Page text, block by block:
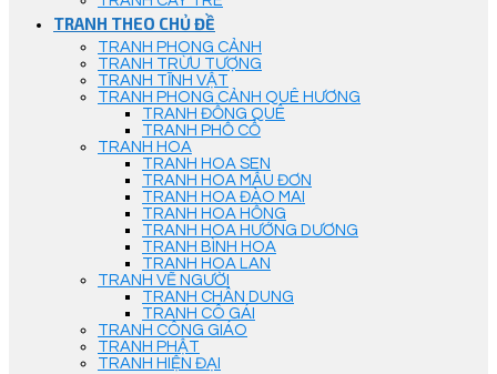
TRANH THEO CHỦ ĐỀ
TRANH PHONG CẢNH
TRANH TRỪU TƯỢNG
TRANH TĨNH VẬT
TRANH PHONG CẢNH QUÊ HƯƠNG
TRANH ĐỒNG QUÊ
TRANH PHỐ CỔ
TRANH HOA
TRANH HOA SEN
TRANH HOA MẪU ĐƠN
TRANH HOA ĐÀO MAI
TRANH HOA HỒNG
TRANH HOA HƯỚNG DƯƠNG
TRANH BÌNH HOA
TRANH HOA LAN
TRANH VẼ NGƯỜI
TRANH CHÂN DUNG
TRANH CÔ GÁI
TRANH CÔNG GIÁO
TRANH PHẬT
TRANH HIỆN ĐẠI